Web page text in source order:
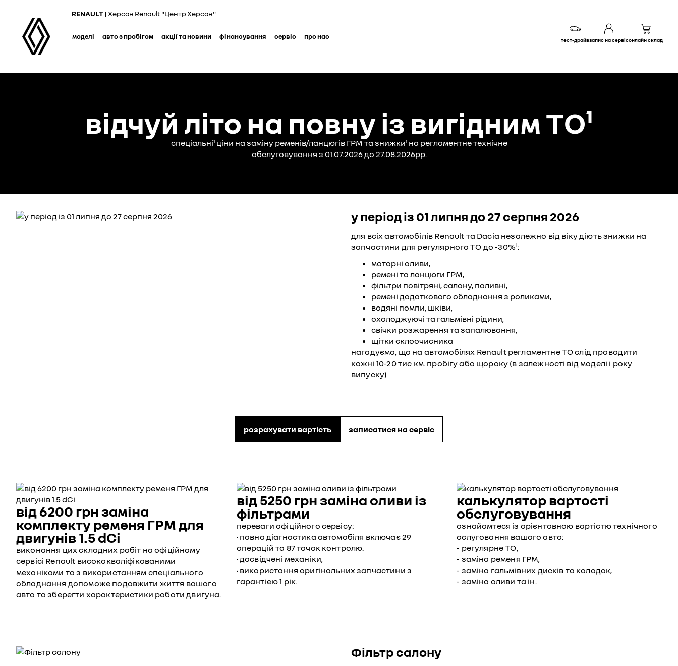
content
RENAULT |Херсон Renault "Центр Херсон"
моделі авто з пробігом акції та новини фінансування сервіс про нас тест-драйвзапис на сервісонлайн склад
відчуй літо на повну із вигідним ТО¹
спеціальні¹ ціни на заміну ременів/ланцюгів ГРМ та знижки¹ на регламентне технічне
обслуговування з 01.07.2026 до 27.08.2026рр.
у період із 01 липня до 27 серпня 2026
для всіх автомобілів Renault та Dacia незалежно від віку діють знижки на
запчастини для регулярного ТО до -30%1:
моторні оливи,
ремені та ланцюги ГРМ,
фільтри повітряні, салону, паливні,
ремені додаткового обладнання з роликами,
водяні помпи, шківи,
охолоджуючі та гальмівні рідини,
свічки розжарення та запалювання,
щітки склоочисника
нагадуємо, що на автомобілях Renault регламентне ТО слід проводити
кожні 10-20 тис км. пробігу або щороку (в залежності від моделі і року
випуску)
розрахувати вартість записатися на сервіс
від 6200 грн заміна
комплекту ременя ГРМ для
двигунів 1.5 dCi
виконання цих складних робіт на офіційному
сервісі Renault висококваліфікованими
механіками та з використанням спеціального
обладнання допоможе подовжити життя вашого
авто та зберегти характеристики роботи двигуна.
від 5250 грн заміна оливи із
фільтрами
переваги офіційного сервісу:
• повна діагностика автомобіля включає 29
операцій та 87 точок контролю.
• досвідчені механіки,
• використання оригінальних запчастини з
гарантією 1 рік.
калькулятор вартості
обслуговування
ознайомтеся із орієнтовною вартістю технічного
ослуговання вашого авто:
- регулярне ТО,
- заміна ременя ГРМ,
- заміна гальмівних дисків та колодок,
- заміна оливи та ін.
Фільтр салону